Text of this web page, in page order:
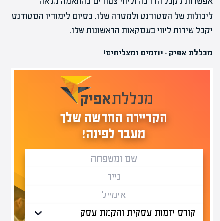
ליכולות של הסטודנט ולמטרה שלו. בסיום לימודיו הסטודנט
יקבל שירות ליווי בעסקאות הראשונות שלו.
מכללת אפיק – יוזמים ומצליחים!
הקריירה החדשה שלך
מעבר לפינה!